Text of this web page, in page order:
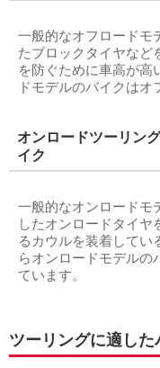
一般的なオフロードモ
たブロックタイヤなど
を防ぐために車高が高
ドモデルのバイクはオ
オンロードツーリン
イク
一般的なオンロードモ
したオンロードタイヤ
るカウルを装着してい
らオンロードモデルの
ています。
ツーリングに適し